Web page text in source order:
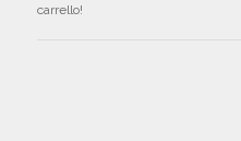
carrello!